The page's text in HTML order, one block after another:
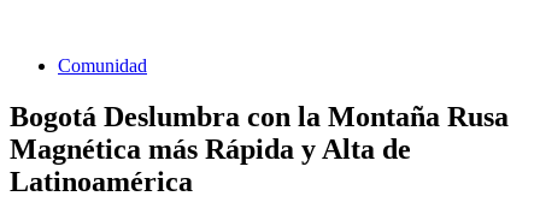
Comunidad
Bogotá Deslumbra con la Montaña Rusa
Magnética más Rápida y Alta de
Latinoamérica